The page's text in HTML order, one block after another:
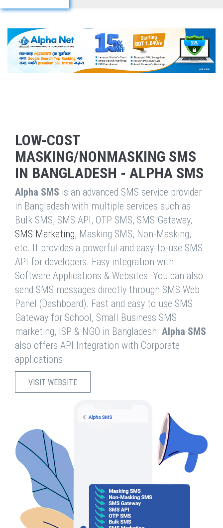
LOW-COST
MASKING/NONMASKING SMS
IN BANGLADESH - ALPHA SMS
Alpha SMS is an advanced SMS service provider
in Bangladesh with multiple services such as
Bulk SMS, SMS API, OTP SMS, SMS Gateway,
SMS Marketing, Masking SMS, Non-Masking,
etc. It provides a powerful and easy-to-use SMS
API for developers. Easy integration with
Software Applications & Websites. You can also
send SMS messages directly through SMS Web
Panel (Dashboard). Fast and easy to use SMS
Gateway for School, Small Business SMS
marketing, ISP & NGO in Bangladesh. Alpha SMS
also offers API Integration with Corporate
applications.
VISIT WEBSITE